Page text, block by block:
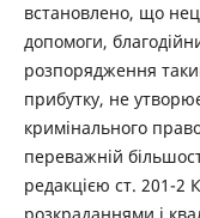
встановлено, що
допомоги,
розпорядження
прибутку, не
кримінального
переважній
редакцією ст. 201-2